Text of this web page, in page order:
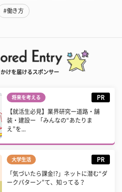
#働き方
けを届けるスポンサー
将来を考える PR
【就活生必見】業界研究ー道路・舗
装・建設ー 「みんなの“あたりま
え”を...
大学生活 PR
「気づいたら課金!?」ネットに潜む“ダ
ークパターン”て、知ってる？